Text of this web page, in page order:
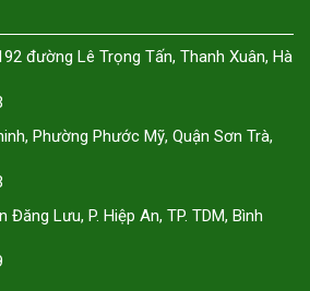
đường Lê Trọng Tấn, Thanh Xuân, Hà
Phường Phước Mỹ, Quận Sơn Trà,
Đăng Lưu, P. Hiệp An, TP. TDM, Bình